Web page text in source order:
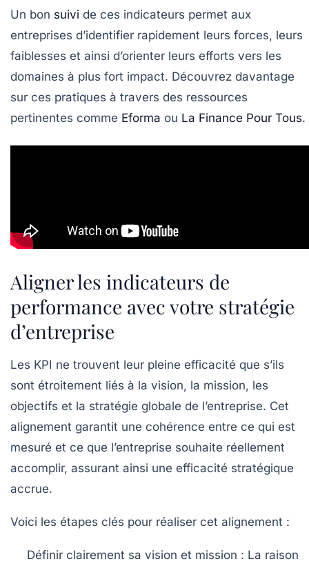
Un bon suivi de ces indicateurs permet aux
entreprises d’identifier rapidement leurs forces, leurs
faiblesses et ainsi d’orienter leurs efforts vers les
domaines à plus fort impact. Découvrez davantage
sur ces pratiques à travers des ressources
pertinentes comme Eforma ou La Finance Pour Tous.
Aligner les indicateurs de
performance avec votre stratégie
d’entreprise
Les KPI ne trouvent leur pleine efficacité que s’ils
sont étroitement liés à la vision, la mission, les
objectifs et la stratégie globale de l’entreprise. Cet
alignement garantit une cohérence entre ce qui est
mesuré et ce que l’entreprise souhaite réellement
accomplir, assurant ainsi une efficacité stratégique
accrue.
Voici les étapes clés pour réaliser cet alignement :
Définir clairement sa vision et mission : La raison